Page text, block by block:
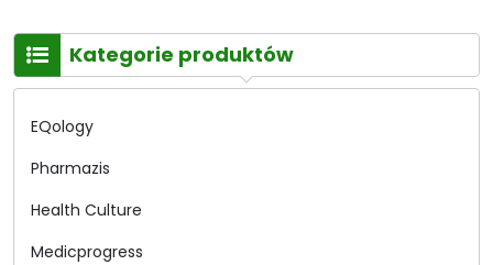
Kategorie produktów
EQology
Pharmazis
Health Culture
Medicprogress